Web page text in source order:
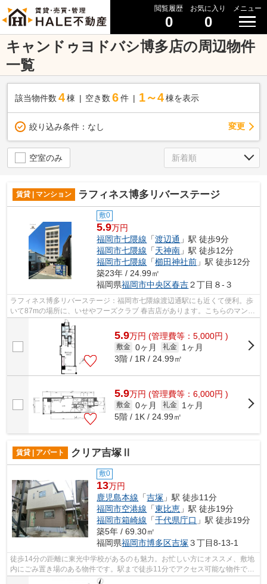
閲覧履歴
0
お気に入り
0
メニュー
キャンドゥヨドバシ博多店の周辺物件
一覧
該当物件数 4棟 空き数 6 件 1～4 棟を表示
絞り込み条件： なし 変更
空室のみ
賃貸 | マンション ラフィネス博多リバーステージ
敷0
5.9万円
福岡市七隈線 「渡辺通 」駅 徒歩9分
福岡市七隈線 「天神南 」駅 徒歩12分
福岡市七隈線 「櫛田神社前 」駅 徒歩12分
築23年 / 24.99㎡
福岡県福岡市中央区春吉２丁目８-３
ラフィネス博多リバーステージ：福岡市七隈線渡辺通駅にも近くて便利。歩
いて87mの場所に、いせやフーズクラブ 春吉店があります。こちらのマンシ
ョンは、敷地内ごみ置き場のある物件...
5.9万円 (管理費等：5,000円 )
敷金 0ヶ月 礼金
1ヶ月
3階 / 1R / 24.99㎡
5.9万円 (管理費等：6,000円 )
敷金 0ヶ月 礼金
1ヶ月
5階 / 1K / 24.99㎡
賃貸 | アパート クリア吉塚Ⅱ
敷0
13万円
鹿児島本線 「吉塚 」駅 徒歩11分
福岡市空港線 「東比恵 」駅 徒歩19分
福岡市箱崎線 「千代県庁口 」駅 徒歩19分
築5年 / 69.30㎡
福岡県福岡市博多区吉塚 ３丁目8-13-1
徒歩14分の距離に東光中学校があるのも魅力。お忙しい方にオススメ、敷地
内にごみ置き場のある物件です。駅まで徒歩11分でアクセス可能な物件で
す。賃料は高いですが、その分設備は充...